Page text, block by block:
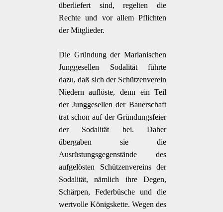
überliefert sind, regelten die
Rechte und vor allem Pflichten
der Mitglieder.
Die Gründung der Marianischen
Junggesellen Sodalität führte
dazu, daß sich der Schützenverein
Niedern auflöste, denn ein Teil
der Junggesellen der Bauerschaft
trat schon auf der Gründungsfeier
der Sodalität bei. Daher
übergaben sie die
Ausrüstungsgegenstände des
aufgelösten Schützenvereins der
Sodalität, nämlich ihre Degen,
Schärpen, Federbüsche und die
wertvolle Königskette. Wegen des